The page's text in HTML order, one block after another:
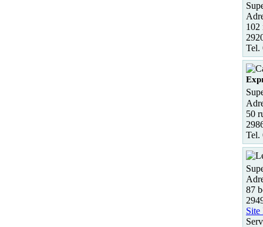
102
Tel.
50
Tel.
87
Site